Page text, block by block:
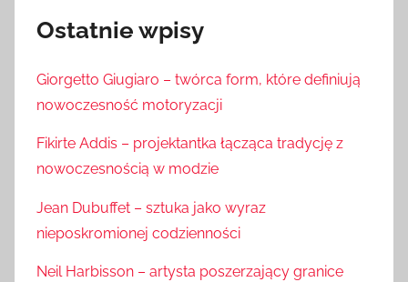
Ostatnie wpisy
Giorgetto Giugiaro – twórca form, które definiują
nowoczesność motoryzacji
Fikirte Addis – projektantka łącząca tradycję z
nowoczesnością w modzie
Jean Dubuffet – sztuka jako wyraz
nieposkromionej codzienności
Neil Harbisson – artysta poszerzający granice